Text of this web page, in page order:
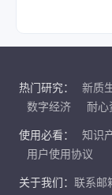
热门研究： 新质
数字经济
耐心
使用必看： 知识
用户使用协议
关于我们： 联系邮